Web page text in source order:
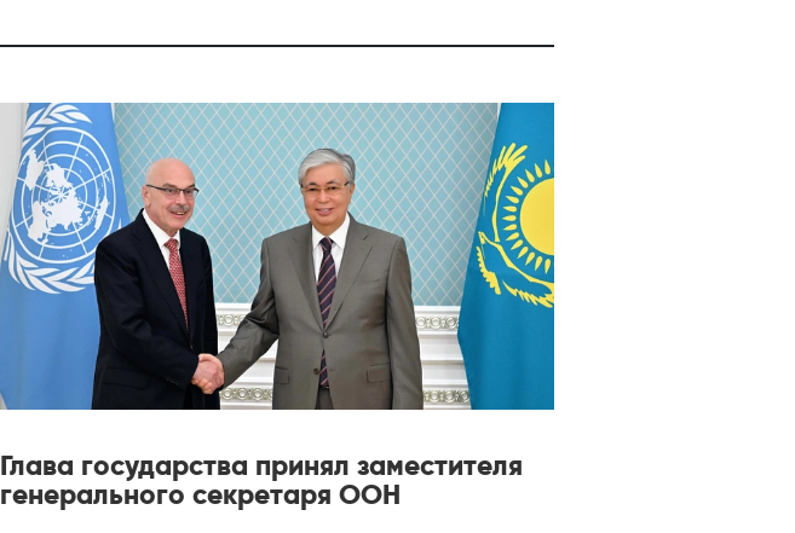
Глава государства принял заместителя
генерального секретаря ООН